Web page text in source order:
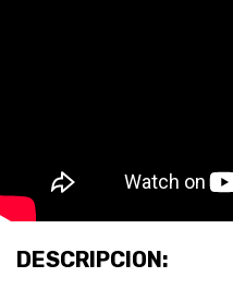
DESCRIPCION: